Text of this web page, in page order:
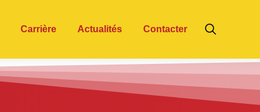
Carrière Actualités Contacter